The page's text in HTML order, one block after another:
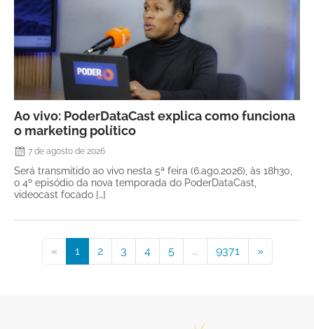
Ao vivo: PoderDataCast explica como funciona
o marketing político
7 de agosto de 2026
Será transmitido ao vivo nesta 5ª feira (6.ago.2026), às 18h30,
o 4º episódio da nova temporada do PoderDataCast,
videocast focado […]
« 1 2 3 4 5 ... 9371 »